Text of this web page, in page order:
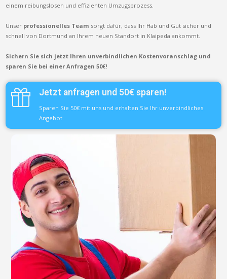
einem reibungslosen und effizienten Umzugsprozess.
Unser professionelles Team sorgt dafür, dass Ihr Hab und Gut sicher und
schnell von Dortmund an Ihrem neuen Standort in Klaipeda ankommt.
Sichern Sie sich jetzt Ihren unverbindlichen Kostenvoranschlag und
sparen Sie bei einer Anfragen 50€!
Jetzt anfragen und 50€ sparen!
Sparen Sie 50€ mit uns und erhalten Sie Ihr unverbindliches
Angebot.